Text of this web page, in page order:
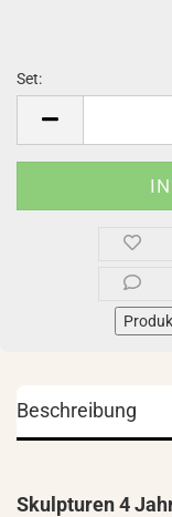
Set:
Beschreibung
Skulpturen 4